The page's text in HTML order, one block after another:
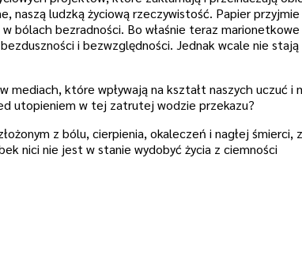
naszą ludzką życiową rzeczywistość. Papier
bólach bezradności. Bo właśnie teraz
i bezwzględności. Jednak wcale nie stają
które wpływają na kształt naszych uczuć i
utopieniem w tej zatrutej wodzie przekazu?
z bólu, cierpienia, okaleczeń i nagłej śmierci,
nici nie jest w stanie wydobyć życia z ciemności